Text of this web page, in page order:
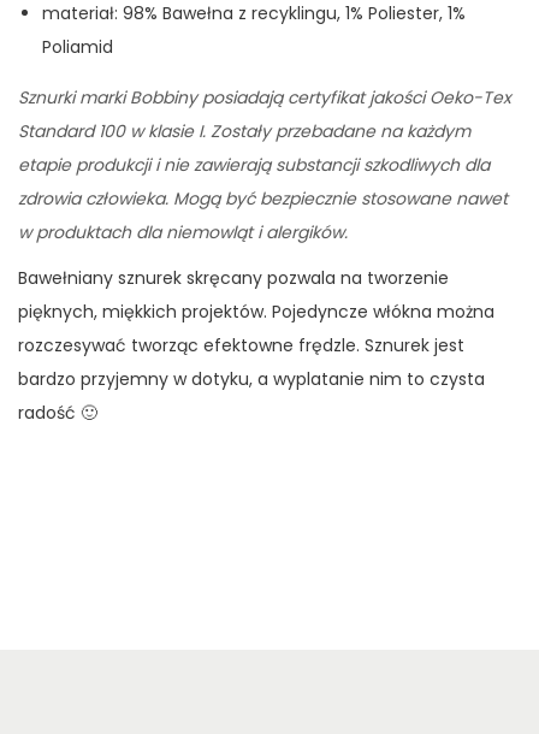
materiał: 98% Bawełna z recyklingu, 1% Poliester, 1%
Poliamid
Sznurki marki Bobbiny posiadają certyfikat jakości Oeko-Tex
Standard 100 w klasie I. Zostały przebadane na każdym
etapie produkcji i nie zawierają substancji szkodliwych dla
zdrowia człowieka. Mogą być bezpiecznie stosowane nawet
w produktach dla niemowląt i alergików.
Bawełniany sznurek skręcany pozwala na tworzenie
pięknych, miękkich projektów. Pojedyncze włókna można
rozczesywać tworząc efektowne frędzle. Sznurek jest
bardzo przyjemny w dotyku, a wyplatanie nim to czysta
radość 🙂